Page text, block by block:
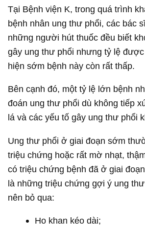
Tại Bệnh viện K, trong quá trình
bệnh nhân ung thư phổi, các bác
những người hút thuốc đều biết
gây ung thư phổi nhưng tỷ lệ
hiện sớm bệnh này còn rất thấp.
Bên cạnh đó, một tỷ lệ lớn bệnh
đoán ung thư phổi dù không tiếp
lá và các yếu tố gây ung thư phổi
Ung thư phổi ở giai đoạn sớm
triệu chứng hoặc rất mờ nhạt,
có triệu chứng bệnh đã ở giai
là những triệu chứng gợi ý ung
nên bỏ qua:
Ho khan kéo dài;